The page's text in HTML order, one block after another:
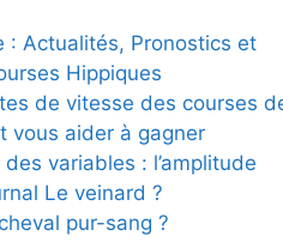
: Actualités, Pronostics et
Hippiques
de vitesse des courses
vous aider à gagner
variables : l’amplitude
Le veinard ?
pur-sang ?